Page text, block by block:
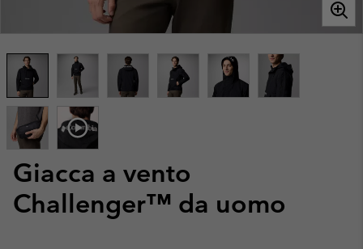
Giacca a vento
Challenger™ da uomo